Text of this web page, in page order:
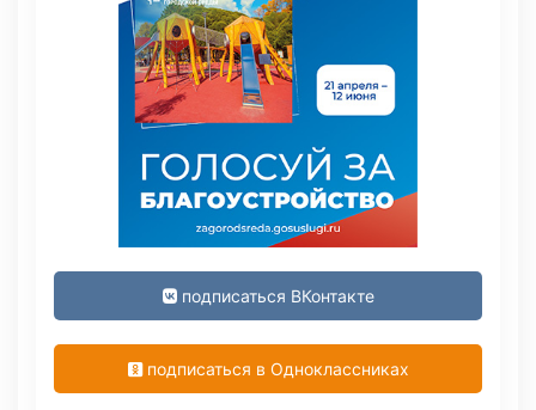
подписаться ВКонтакте
подписаться в Одноклассниках